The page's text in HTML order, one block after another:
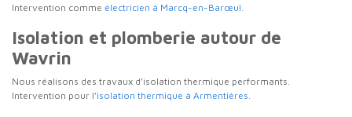
Intervention comme électricien à Marcq-en-Barœul.
Isolation et plomberie autour de
Wavrin
Nous réalisons des travaux d’isolation thermique performants.
Intervention pour l’isolation thermique à Armentières.